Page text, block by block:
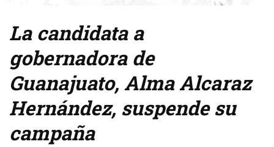
La candidata a
gobernadora de
Guanajuato, Alma Alcaraz
Hernández, suspende su
campaña